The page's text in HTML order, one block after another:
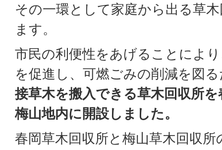
その一環として家庭から出る草
ます。
市民の利便性をあげることによ
を促進し、可燃ごみの削減を図
接草木を搬入できる草木回収所
梅山地内に開設しました。
春岡草木回収所と梅山草木回収